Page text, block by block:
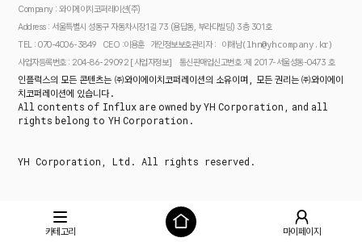
카테고리 마이페이지
Company : 와이에이치코퍼레이션(주)
Address : 서울특별시 성동구 자동차시장1길 73 (용답동, 부라다빌딩) 3층 301호
TEL : 070-4006-3849
CEO :이용훈 개인정보보호관리자 : 이해남(lhn@yhcompany.kr)
사업자등록번호 : 204-86-29092 [사업자정보] 통신판매업신고번호 :제 2017-서울성동-0473 호
인플럭스의 모든 콘텐츠는 ㈜와이에이치코퍼레이션의 소유이며, 모든 권리는 ㈜와이에이
치코퍼레이션에 있습니다.
All contents of Influx are owned by YH Corporation, and all
rights belong to YH Corporation.
YH Corporation, Ltd. All rights reserved.